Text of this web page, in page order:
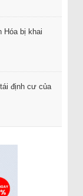
Hóa bị khai
định cư của